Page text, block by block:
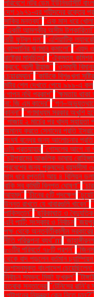
পরিবেশে নটর ডেম ইউনিভার্সিটি
দেশ ১৯৭১-এর শহীদদের রক্তের
সাকির মন্তব্য" "এক মাস ধরে খোলা
"একটি আমলকীর অসীম উপকারিতা!"
নারী ফুটবল দল" "এশিয়াটিক
কোম্পানির ঋণমান কমালো" "এহুদ
রাষ্ট্রের মানচিত্র" "ঐকমত্য কমিশন
করবে: আলী রীয়াজ" "ওসমানী
চেয়ারম্যান" "কাউকে বিশৃঙ্খলা
মর্টার শেল দেখতে পেয়ে ৯৯৯-এ কল
গোপন নথি প্রকাশ" "ক্ষমতায়
না: জি এম কাদের"
কান্না" "গণমাধ্যম সরকার অখুশি
"গাজায় ২ মার্চের পর খাদ্য সহায়তা
অমান্য করতে সেনাদের প্রতি
সংঘর্ষ বন্ধের জন্য আলোচনার
ওসি প্রত্যাহার "গোসলের আগে না
"চট্টগ্রামের আঞ্চলিক ভাষায়
প্রবেশের জন্য পুরুষদের বয়সসীমা
মাস ধরে রপ্তানি আয় ৪ বিলিয়ন
বাকি সব কমিটি বিলুপ্ত ঘোষণা"
আহমদ" "চীনের ৫টি পদক্ষেপ
উন্নত রাখতে যে খাবারগুলি খাবেন"
পাকিস্তান" "ছুরিকাঘাত ও
এবি পার্টি: সংস্কার ও নির্বাচন
পক্ষ থেকে অন্তর্বর্তীকালীন
নীতি পরিকল্পনা ব্যর্থ"m
৮০টির পরিবর্তে ৭৮টি প্রশ্ন" "জিনস
থেকে বাদ পড়লেন বর্তমান চ্যাম্পিয়ন
দুঃশাসনমুক্ত বাংলাদেশ
নির্বাচন সম্ভব: মির্জা ফখরুল"
হতবাক সন্তানেরা "টেনিসের
পেন্টাগনের নিয়ন্ত্রণ কেন নিতে চান?"